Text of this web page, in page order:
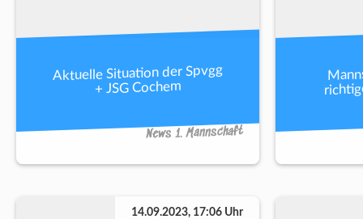
Aktuelle Situation der Spvgg
+ JSG Cochem
News 1. Mannschaft
14.09.2023, 17:06 Uhr